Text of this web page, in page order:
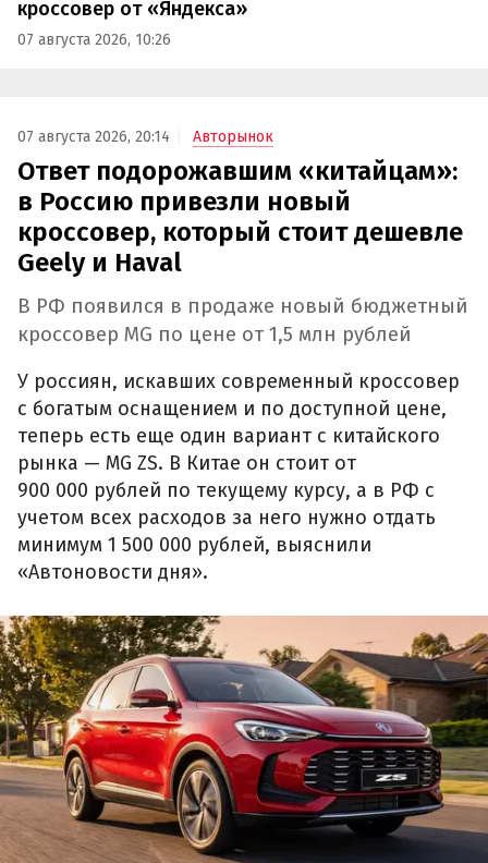
кроссовер от «Яндекса»
07 августа 2026, 10:26
07 августа 2026, 20:14 Авторынок
Ответ подорожавшим «китайцам»:
в Россию привезли новый
кроссовер, который стоит дешевле
Geely и Haval
В РФ появился в продаже новый бюджетный
кроссовер MG по цене от 1,5 млн рублей
У россиян, искавших современный кроссовер
с богатым оснащением и по доступной цене,
теперь есть еще один вариант с китайского
рынка — MG ZS. В Китае он стоит от
900 000 рублей по текущему курсу, а в РФ с
учетом всех расходов за него нужно отдать
минимум 1 500 000 рублей, выяснили
«Автоновости дня».